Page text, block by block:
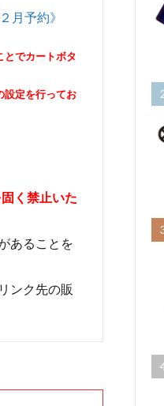
月予約》
とでカートボタ
設定を行ってお
く禁止いた
あることを
ンク先の販